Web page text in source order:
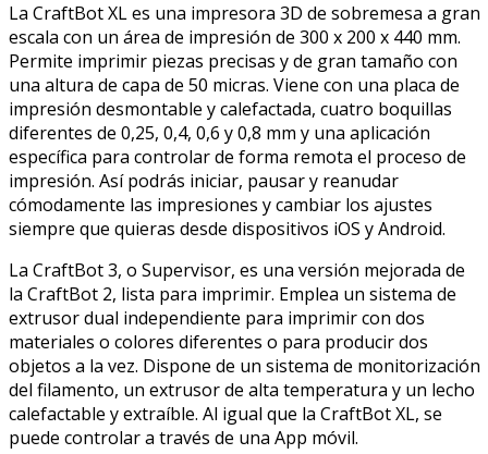
La CraftBot XL es una impresora 3D de sobremesa a gran
escala con un área de impresión de 300 x 200 x 440 mm.
Permite imprimir piezas precisas y de gran tamaño con
una altura de capa de 50 micras. Viene con una placa de
impresión desmontable y calefactada, cuatro boquillas
diferentes de 0,25, 0,4, 0,6 y 0,8 mm y una aplicación
específica para controlar de forma remota el proceso de
impresión. Así podrás iniciar, pausar y reanudar
cómodamente las impresiones y cambiar los ajustes
siempre que quieras desde dispositivos iOS y Android.
La CraftBot 3, o Supervisor, es una versión mejorada de
la CraftBot 2, lista para imprimir. Emplea un sistema de
extrusor dual independiente para imprimir con dos
materiales o colores diferentes o para producir dos
objetos a la vez. Dispone de un sistema de monitorización
del filamento, un extrusor de alta temperatura y un lecho
calefactable y extraíble. Al igual que la CraftBot XL, se
puede controlar a través de una App móvil.